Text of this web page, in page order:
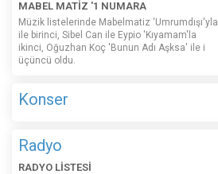
MABEL MATİZ '1 NUMARA
Müzik listelerinde Mabelmatiz ‘Umrumdışı'yla
ile birinci, Sibel Can ile Eypio 'Kıyamam'la
ikinci, Oğuzhan Koç 'Bunun Adı Aşksa' ile i
üçüncü oldu.
Konser
Radyo
RADYO LİSTESİ